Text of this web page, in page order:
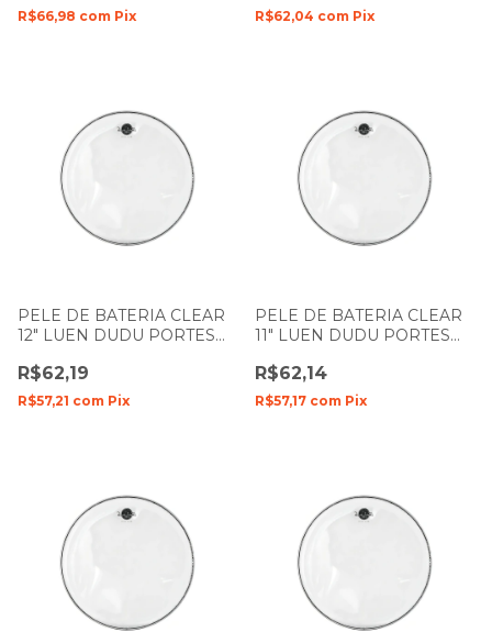
R$66,98 com Pix R$62,04 com Pix
PELE DE BATERIA CLEAR
12" LUEN DUDU PORTES
R$62,19
R$57,21 com Pix
PELE DE BATERIA CLEAR
11" LUEN DUDU PORTES
R$62,14
R$57,17 com Pix